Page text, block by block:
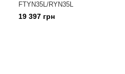
FTYN35L/RYN35L
19 397 грн